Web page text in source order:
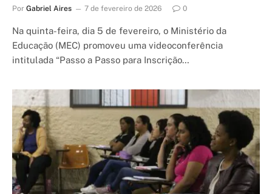
Por Gabriel Aires 7 de fevereiro de 2026 0
Na quinta-feira, dia 5 de fevereiro, o Ministério da
Educação (MEC) promoveu uma videoconferência
intitulada “Passo a Passo para Inscrição…